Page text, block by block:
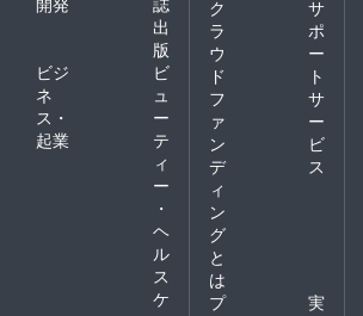
出
版
ビジ
ネ
ス・
起業
ビ
ュ
ー
テ
ィ
ー
・
ヘ
ル
ス
ケ
ク
ラ
ウ
ド
フ
ァ
ン
デ
ィ
ン
グ
と
は
サ
ポ
ー
ト
サ
ー
ビ
ス
プ
実